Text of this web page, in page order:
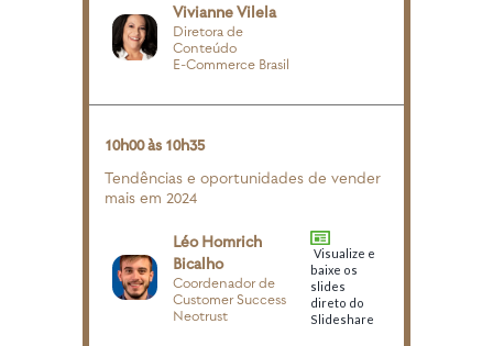
Vivianne Vilela
Diretora de
Conteúdo
E-Commerce Brasil
10h00 às 10h35
Tendências e oportunidades de vender
mais em 2024
Léo Homrich
Bicalho
Coordenador de
Customer Success
Neotrust
Visualize e
baixe os
slides
direto do
Slideshare